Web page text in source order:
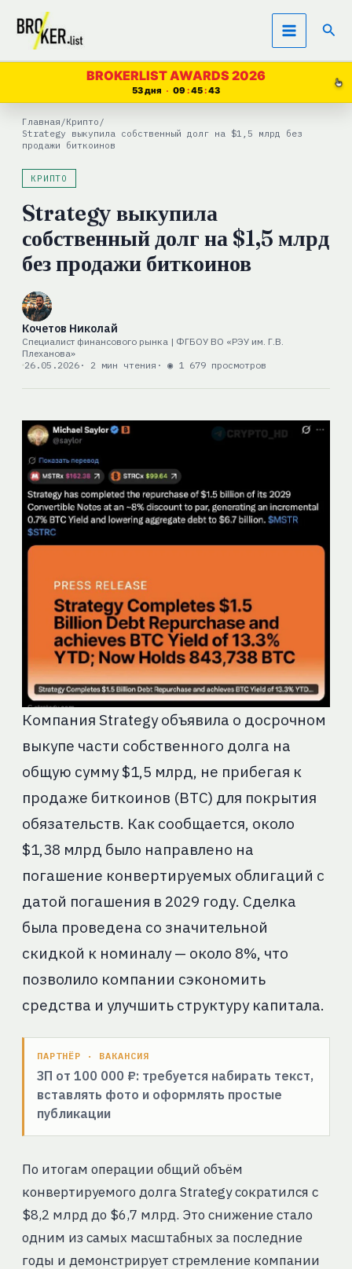
Перейти
содержимому
BROKERLIST AWARDS 2026
53 дня 09 45 42
Главная /Крипто /
Strategy выкупила собственный долг на $1,5 млрд без
продажи биткоинов
КРИПТО
Strategy выкупила
собственный долг на $1,5 млрд
без продажи биткоинов
Кочетов Николай
Специалист финансового рынка | ФГБОУ ВО «РЭУ им. Г.В.
Плеханова»
26.05.2026· 2 мин чтения · ◉ 1 679 просмотров
Компания Strategy объявила о досрочном
выкупе части собственного долга на
общую сумму $1,5 млрд, не прибегая к
продаже биткоинов (BTC) для покрытия
обязательств. Как сообщается, около
$1,38 млрд было направлено на
погашение конвертируемых облигаций с
датой погашения в 2029 году. Сделка
была проведена со значительной
скидкой к номиналу — около 8%, что
позволило компании сэкономить
средства и улучшить структуру капитала.
ПАРТНЁР · ВАКАНСИЯ
ЗП от 100 000 ₽: требуется набирать текст,
вставлять фото и оформлять простые
публикации
По итогам операции общий объём
конвертируемого долга Strategy сократился с
$8,2 млрд до $6,7 млрд. Это снижение стало
одним из самых масштабных за последние
годы и демонстрирует стремление компании